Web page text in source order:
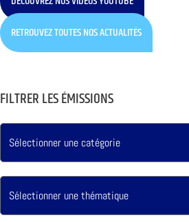
RETROUVEZ TOUTES NOS ACTUALITÉS
FILTRER LES ÉMISSIONS